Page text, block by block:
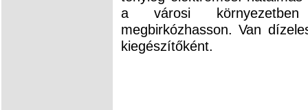
a városi
megbirkózhasson. Van
kiegészítőként.